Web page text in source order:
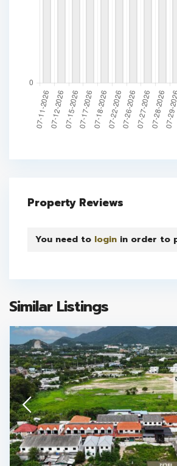
Property Reviews
You need to login in order to
Similar Listings